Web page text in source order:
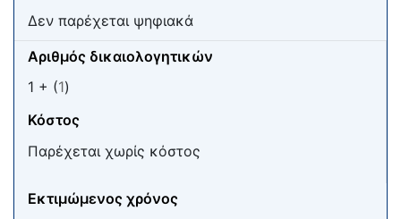
Δεν παρέχεται ψηφιακά
Αριθμός δικαιολογητικών
1 + (1)
Κόστος
Παρέχεται χωρίς κόστος
Εκτιμώμενος χρόνος